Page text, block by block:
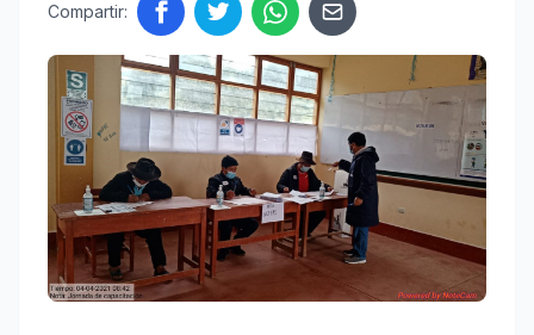
Compartir: